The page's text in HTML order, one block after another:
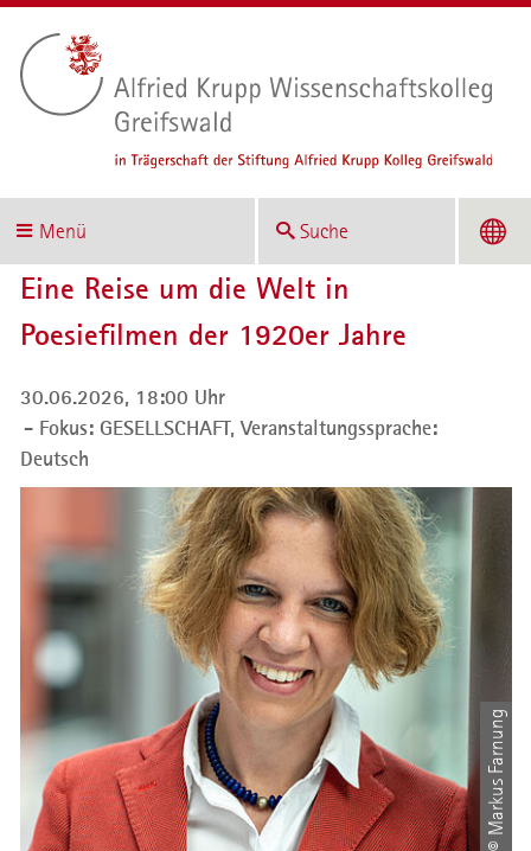
Menü Suche
Eine Reise um die Welt in
Poesiefilmen der 1920er Jahre
30.06.2026, 18:00 Uhr
Fokus: GESELLSCHAFT, Veranstaltungssprache:
Deutsch
© Markus Farnung